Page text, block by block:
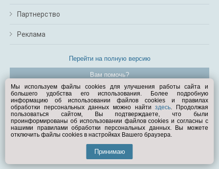
Партнерство
Реклама
Перейти на полную версию
Вам помочь?
© Exist.ru 1998—2026
Мы используем файлы cookies для улучшения работы сайта и
большего удобства его использования. Более подробную
информацию об использовании файлов cookies и правилах
обработки персональных данных можно найтиздесь. Продолжая
пользоваться сайтом, Вы подтверждаете, что были
проинформированы об использовании файлов cookies и согласны с
нашими правилами обработки персональных данных. Вы можете
отключить файлы cookies в настройках Вашего браузера.
Принимаю